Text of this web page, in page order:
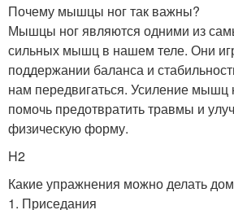
Почему мышцы ног так важны?
Мышцы ног являются одними из
сильных мышц в нашем теле. Они
поддержании баланса и
нам передвигаться. Усиление мышц
помочь предотвратить травмы и
физическую форму.
H2
Какие упражнения можно делать
1. Приседания